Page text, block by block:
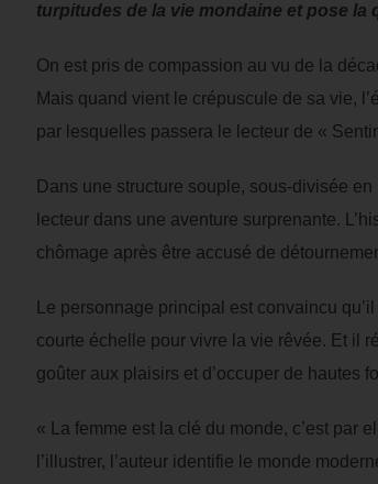
turpitudes de la vie mondaine et pose la
On est pris de compassion au vu de la
Mais quand vient le crépuscule de sa vie,
par lesquelles passera le lecteur de «
Dans une structure souple, sous-divisée
lecteur dans une aventure surprenante.
chômage après être accusé de
Le personnage principal est convaincu
courte échelle pour vivre la vie rêvée. Et il
goûter aux plaisirs et d’occuper de hautes
« La femme est la clé du monde, c’est par
l’illustrer, l’auteur identifie le monde